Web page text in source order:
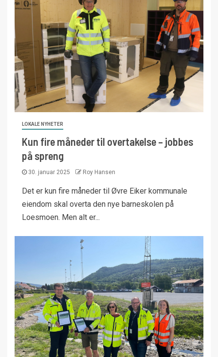
LOKALE NYHETER
Kun fire måneder til overtakelse – jobbes
på spreng
30. januar 2025 Roy Hansen
Det er kun fire måneder til Øvre Eiker kommunale
eiendom skal overta den nye barneskolen på
Loesmoen. Men alt er...